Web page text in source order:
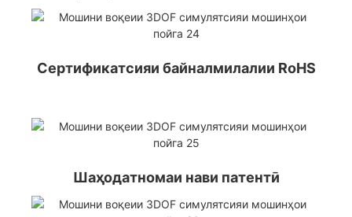
Сертификатсияи байналмилалии RoHS
Шаҳодатномаи нави патентӣ